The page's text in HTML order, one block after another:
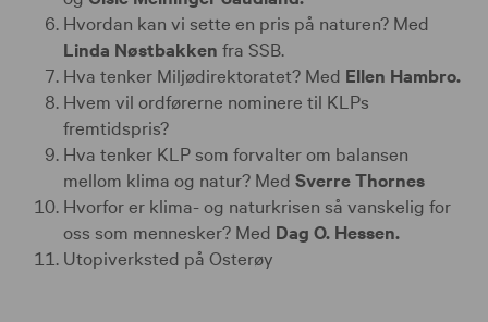
Hvordan kan vi sette en pris på naturen? Med
Linda Nøstbakken fra SSB.
Hva tenker Miljødirektoratet? Med Ellen Hambro.
Hvem vil ordførerne nominere til KLPs
fremtidspris?
Hva tenker KLP som forvalter om balansen
mellom klima og natur? Med Sverre Thornes
Hvorfor er klima- og naturkrisen så vanskelig for
oss som mennesker? Med Dag O. Hessen.
Utopiverksted på Osterøy